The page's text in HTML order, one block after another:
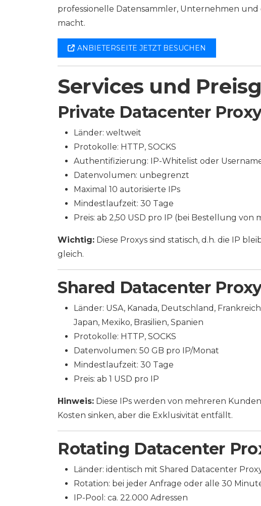
professionelle Datensammler, Unternehmen
macht.
ANBIETERSEITE JETZT BESUCHEN
Services und
Private Datacenter
Länder: weltweit
Protokolle: HTTP, SOCKS
Authentifizierung: IP-Whitelist oder
Datenvolumen: unbegrenzt
Maximal 10 autorisierte IPs
Mindestlaufzeit: 30 Tage
Preis: ab 2,50 USD pro IP (bei Bestellung von
Wichtig: Diese Proxys sind statisch, d.h. die IP
gleich.
Shared Datacenter
Länder: USA, Kanada, Deutschland,
Japan, Mexiko, Brasilien, Spanien
Protokolle: HTTP, SOCKS
Datenvolumen: 50 GB pro IP/Monat
Mindestlaufzeit: 30 Tage
Preis: ab 1 USD pro IP
Hinweis: Diese IPs werden von mehreren
Kosten sinken, aber die Exklusivität entfällt.
Rotating Datacenter
Länder: identisch mit Shared Datacenter
Rotation: bei jeder Anfrage oder alle 30
IP-Pool: ca. 22.000 Adressen